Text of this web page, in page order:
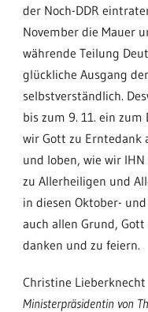
der Noch-DDR
November die Mauer
währende Teilung
glückliche Ausgang
selbstverständlich.
bis zum 9. 11. ein zum
wir Gott zu Erntedank
und loben, wie wir IHN
zu Allerheiligen und
in diesen Oktober-
auch allen Grund, Gott
danken und zu feiern.
Christine Lieberknecht
Ministerpräsidentin von